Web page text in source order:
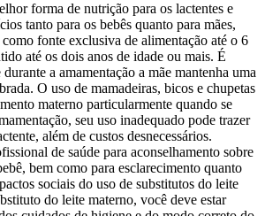
forma de nutrição para os lactentes e
tanto para os bebês quanto para mães,
fonte exclusiva de alimentação até o 6
até os dois anos de idade ou mais. É
a amamentação a mãe mantenha uma
O uso de mamadeiras, bicos e chupetas
materno particularmente quando se
seu uso inadequado pode trazer
além de custos desnecessários.
de saúde para aconselhamento sobre
bem como para esclarecimento quanto
sociais do uso de substitutos do leite
do leite materno, você deve estar